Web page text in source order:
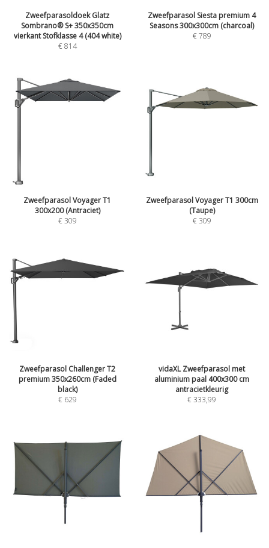
Zweefparasoldoek Glatz
Sombrano® S+ 350x350cm
vierkant Stofklasse 4 (404 white)
€814
Zweefparasol Siesta premium 4
Seasons 300x300cm (charcoal)
€789
Zweefparasol Voyager T1
300x200 (Antraciet)
€309
Zweefparasol Voyager T1 300cm
(Taupe)
€309
Zweefparasol Challenger T2
premium 350x260cm (Faded
black)
€ 629
vidaXL Zweefparasol met
aluminium paal 400x300 cm
antracietkleurig
€333,99